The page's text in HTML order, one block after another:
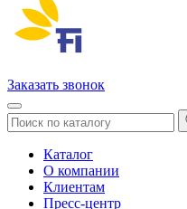
Заказать звонок
Каталог
О компании
Клиентам
Пресс-центр